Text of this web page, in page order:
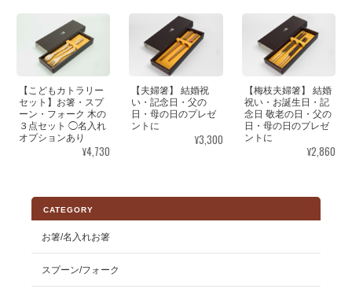
【こどもカトラリー
セット】お箸・スプ
ーン・フォーク 木の
３点セット ◯名入れ
オプションあり
¥4,730
【夫婦箸】 結婚祝
い・記念日・父の
日・母の日のプレゼ
ントに
¥3,300
【梅枝夫婦箸】 結婚
祝い・お誕生日・記
念日 敬老の日・父の
日・母の日のプレゼ
ントに
¥2,860
CATEGORY
お箸/名入れお箸
スプーン/フォーク